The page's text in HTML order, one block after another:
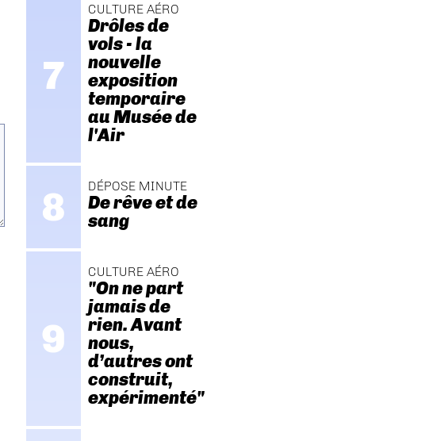
CULTURE AÉRO
Drôles de
vols - la
nouvelle
exposition
temporaire
au Musée de
l'Air
DÉPOSE MINUTE
De rêve et de
sang
CULTURE AÉRO
"On ne part
jamais de
rien. Avant
nous,
d’autres ont
construit,
expérimenté"